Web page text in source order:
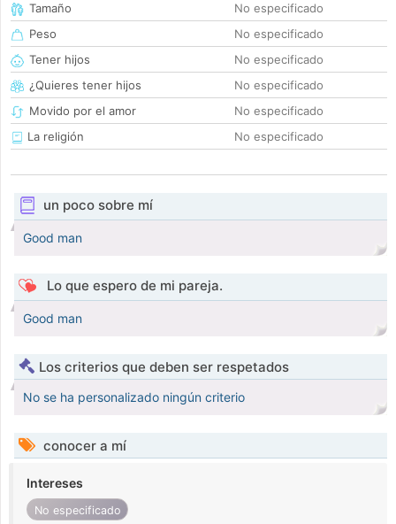
Tamaño
No especificado
Peso
No especificado
Tener hijos
No especificado
¿Quieres tener hijos
No especificado
Movido por el amor
No especificado
La religión
No especificado
un poco sobre mí
Good man
Lo que espero de mi pareja.
Good man
Los criterios que deben ser respetados
No se ha personalizado ningún criterio
conocer a mí
Intereses
No especificado